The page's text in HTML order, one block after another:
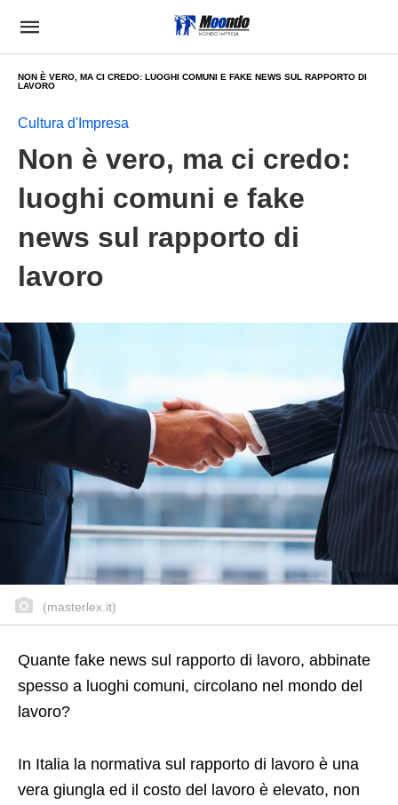
NON È VERO, MA CI CREDO: LUOGHI COMUNI E FAKE NEWS SUL RAPPORTO DI
LAVORO
Cultura d'Impresa
Non è vero, ma ci credo:
luoghi comuni e fake
news sul rapporto di
lavoro
(masterlex.it)
Quante fake news sul rapporto di lavoro, abbinate
spesso a luoghi comuni, circolano nel mondo del
lavoro?
In Italia la normativa sul rapporto di lavoro è una
vera giungla ed il costo del lavoro è elevato, non